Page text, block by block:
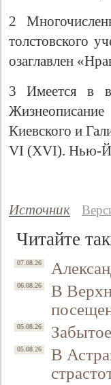
2
толстовского
озаглавлен
3 Имеется в
Киевского и
VI (XVI). Нью-
Источник
Читайте
07.08.26
06.08.26
В
05.08.26
05.08.26
В